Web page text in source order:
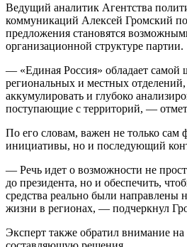
Ведущий аналитик Агентства
коммуникаций Алексей Громский
предложения становятся
организационной структуре партии.
— «Единая Россия» обладает самой
региональных и местных отделений,
аккумулировать и глубоко
поступающие с территорий, —
По его словам, важен не только сам
инициативы, но и последующий
— Речь идет о возможности не
до президента, но и обеспечить,
средства реально были направлены
жизни в регионах, — подчеркнул
Эксперт также обратил внимание